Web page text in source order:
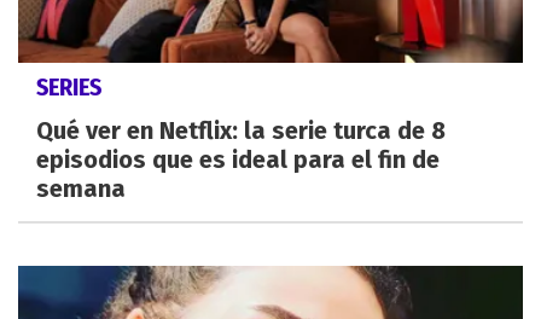
SERIES
Qué ver en Netflix: la serie turca de 8
episodios que es ideal para el fin de
semana